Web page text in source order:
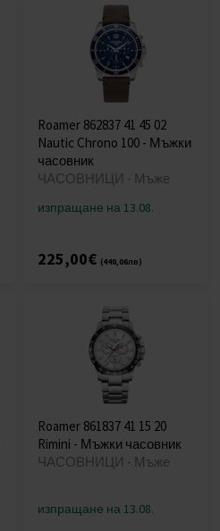
Roamer 862837 41 45 02
Nautic Chrono 100 - Мъжки
часовник
ЧАСОВНИЦИ - Мъже
изпращане на 13.08.
225,00€ (440,06лв)
Roamer 861837 41 15 20
Rimini - Мъжки часовник
ЧАСОВНИЦИ - Мъже
изпращане на 13.08.